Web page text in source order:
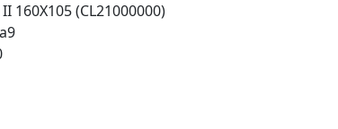
160X105 (CL21000000)